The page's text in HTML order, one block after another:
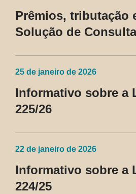
Prêmios, tributação
Solução de
25 de janeiro de 2026
Informativo sobre a
225/26
22 de janeiro de 2026
Informativo sobre a
224/25